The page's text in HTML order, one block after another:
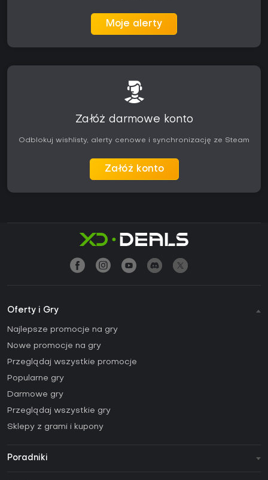
Moje alerty
Załóż darmowe konto
Odblokuj wishlisty, alerty cenowe i synchronizację ze Steam
Załóż konto
Oferty i Gry
Najlepsze promocje na gry
Nowe promocje na gry
Przeglądaj wszystkie promocje
Popularne gry
Darmowe gry
Przeglądaj wszystkie gry
Sklepy z grami i kupony
Poradniki